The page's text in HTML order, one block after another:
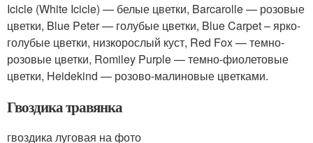
Icicle (White Icicle) — белые цветки, Barcarolle — розовые
цветки, Blue Peter — голубые цветки, Blue Carpet – ярко-
голубые цветки, низкорослый куст, Red Fox — темно-
розовые цветки, Romiley Purple — темно-фиолетовые
цветки, Heidekind — розово-малиновые цветками.
Гвоздика травянка
гвоздика луговая на фото